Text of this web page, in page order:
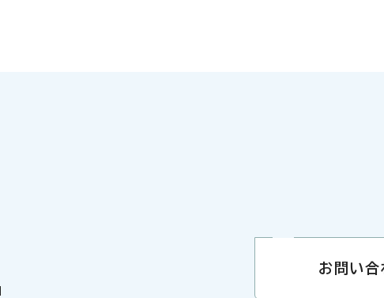
お問い合